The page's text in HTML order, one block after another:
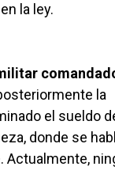
la ley.
la
el sueldo
donde se
Actualmente,